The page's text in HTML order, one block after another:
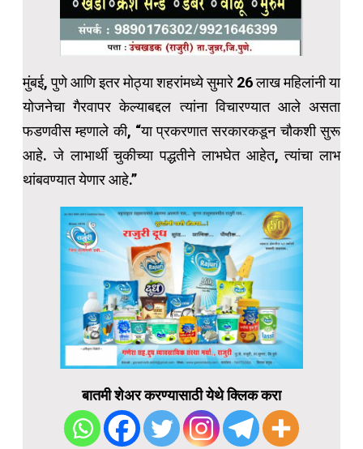
मुंबई, पुणे आणि इतर मोठ्या शहरांमध्ये सुमारे 26 लाख महिलांनी या
योजनेचा गैरवापर केल्याबद्दल त्यांना विचारण्यात आले असता
फडणवीस म्हणाले की, “या प्रकरणात सरकारकडून चौकशी सुरू
आहे. जे लाभार्थी चुकीच्या पद्धतीने लाभघेत आहेत, त्यांचा लाभ
थांबवण्यात येणार आहे.”
बातमी शेअर करण्यासाठी येथे क्लिक करा